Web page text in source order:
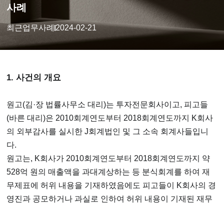
사례
최근업무사례 2024-02-21
1. 사건의 개요
원고(김·장 법률사무소 대리)는 투자전문회사이고, 피고들
(바른 대리)은 2010회계연도부터 2018회계연도까지 K회사
의 외부감사를 실시한 J회계법인 및 그 소속 회계사들입니
다.
원고는, K회사가 2010회계연도부터 2018회계연도까지 약
528억 원의 매출액을 과대계상하는 등 분식회계를 하여 재
무제표에 허위 내용을 기재하였음에도 피고들이 K회사의 경
영진과 공모하거나 과실로 인하여 허위 내용이 기재된 재무